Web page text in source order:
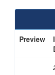
Preview